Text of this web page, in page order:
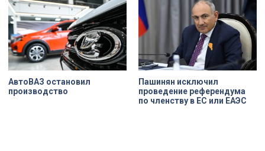
АвтоВАЗ остановил
производство
Пашинян исключил
проведение референдума
по членству в ЕС или ЕАЭС